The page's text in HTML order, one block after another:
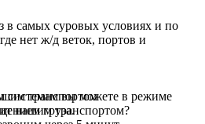
в самых суровых условиях и по
нет ж/д веток, портов и
системам вы можете в режиме
груза.
нашим транспортом?